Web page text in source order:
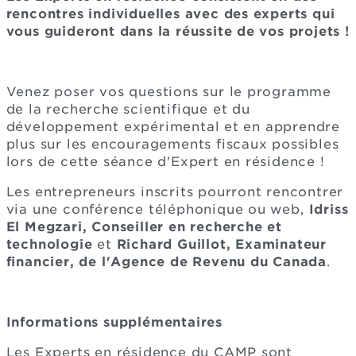
rencontres individuelles avec des experts qui
vous guideront dans la réussite de vos projets !
Venez poser vos questions sur le programme
de la recherche scientifique et du
développement expérimental et en apprendre
plus sur les encouragements fiscaux possibles
lors de cette séance d'Expert en résidence !
Les entrepreneurs inscrits pourront rencontrer
via une conférence téléphonique ou web, Idriss
El Megzari, Conseiller en recherche et
technologie et Richard Guillot, Examinateur
financier, de l'Agence de Revenu du Canada.
Informations supplémentaires
Les Experts en résidence du CAMP sont